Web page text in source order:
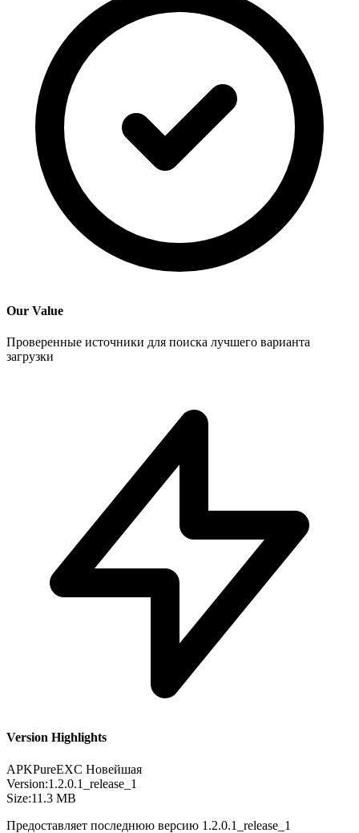
Our Value
Проверенные источники для поиска лучшего варианта
загрузки
Version Highlights
APKPureEXC Новейшая
Version:1.2.0.1_release_1
Size:11.3 MB
Предоставляет последнюю версию 1.2.0.1_release_1